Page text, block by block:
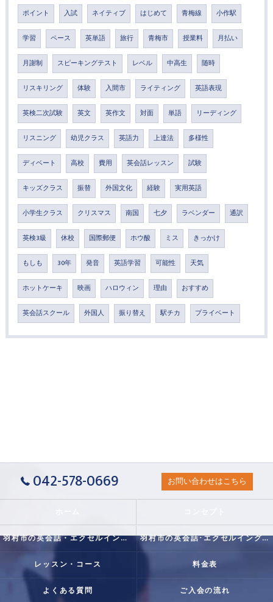
ポイント 入試 ネイティブ はじめて 青梅線 小作駅
学習 ペース 英単語 旅行 青梅市 授業料 月払い
月謝制 スピーキングテスト レベル 中高生 随時
リスキリング 体験 入間市 ライティング 英語表現
英検二次試験 英文 英作文 対面 単語 リーディング
リスニング 幼児クラス 英語力 上達法 多様性
ディベート 高校 費用 英会話レッスン 試験
キッズクラス 振替 外国文化 経験 実用英語
小学生クラス クリスマス 南国 七夕 ラベンダー 通訳
英検3級 休校 国際郵便 ホウ酸 ミス きっかけ
もしも 30年 発音 英語学習 可能性 天気
ホットケーキ 映画 ハロウィン 理由 おすすめ
英会話スクール 外国人 振り替え 駅チカ プライベート
042-578-0669 お問い合わせはこちら
羽村市の英会話・エクセルイングリッシュクラブの口コミ情報 羽村市の英会話･エクセルイングリッシュクラブの評判
レッスン・コース 料金表
よくある質問 ご入会の流れ